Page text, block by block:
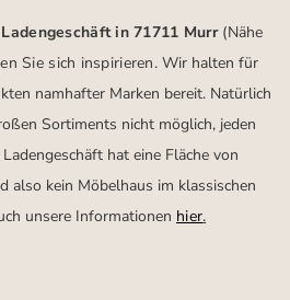
Ladengeschäft in 71711 Murr (Nähe
Sie sich inspirieren.Wir halten für
namhafter Marken bereit. Natürlich
Sortiments nicht möglich, jeden
hat eine Fläche von
also kein Möbelhaus im klassischen
unsere Informationen hier.